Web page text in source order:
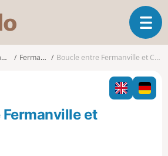
s
o
o
O
u
v
i
r
l
Fermanville Boucle entre Fermanville et Cosqueville
et